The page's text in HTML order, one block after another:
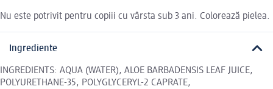
Nu este potrivit pentru copiii cu vârsta sub 3 ani. Colorează pielea.
Ingrediente
INGREDIENTS: AQUA (WATER), ALOE BARBADENSIS LEAF JUICE,
POLYURETHANE-35, POLYGLYCERYL-2 CAPRATE,